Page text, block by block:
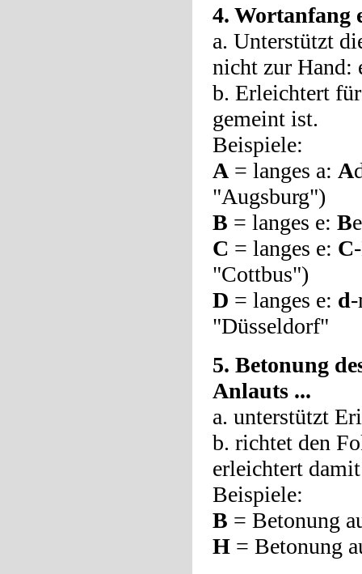
4. Wortanfang
a. Unterstützt
nicht zur Hand:
b. Erleichtert
gemeint ist.
Beispiele:
A = langes a: A
"Augsburg")
B = langes e: B
C = langes e: C
"Cottbus")
D = langes e: d
"Düsseldorf"
5. Betonung
Anlauts ...
a. unterstützt
b. richtet den
erleichtert
Beispiele:
B = Betonung
H = Betonung